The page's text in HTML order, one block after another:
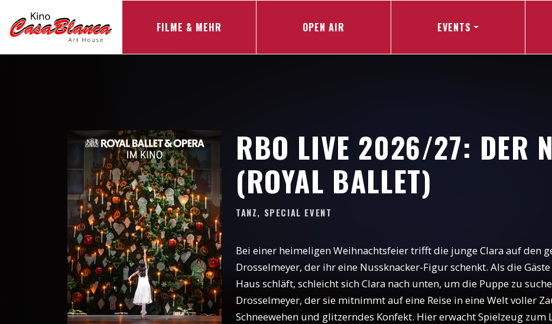
FILME & MEHR OPEN AIR EVENTS
RBO LIVE 2026/27: DER
(ROYAL BALLET)
TANZ, SPECIAL EVENT
Bei einer heimeligen Weihnachtsfeier trifft die junge Clara auf den
Drosselmeyer, der ihr eine Nussknacker-Figur schenkt. Als die
Haus schläft, schleicht sich Clara nach unten, um die Puppe zu
Drosselmeyer, der sie mitnimmt auf eine Reise in eine Welt voller
Schneewehen und glitzerndes Konfekt. Hier erwacht Spielzeug zum